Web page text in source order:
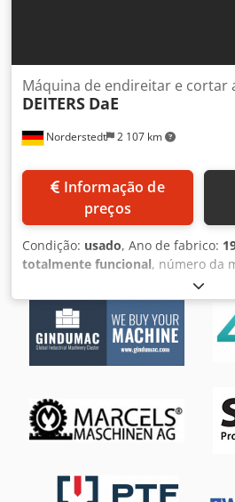
Norderstedt 2 107 km
Máquina de endireitar e cortar
DEITERS DaE
preços
Condição: usado, Ano de fabrico:
totalmente funcional, número da
, Número da cotação:
máquina: Máquina de endireitar e
DEITERS Csdpfx Ajwi S Nvsptjrf
construção: 1977 Gama de
Comprimentos de corte: 3000 mm